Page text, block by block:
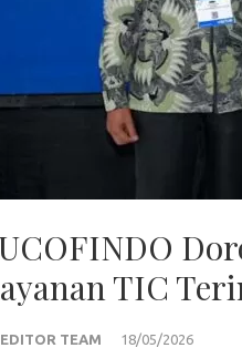
TIC
EDITOR TEAM 18/05/2026